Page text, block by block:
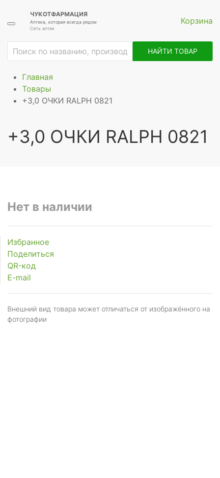
ЧУКОТФАРМАЦИЯ
Аптека, которая всегда рядом
Сеть аптек
Корзина
НАЙТИ ТОВАР
Главная
Товары
+3,0 ОЧКИ RALPH 0821
+3,0 ОЧКИ RALPH 0821
Нет в наличии
Избранное
Поделиться
QR-код
E-mail
Внешний вид товара может отличаться от изображённого на
фотографии